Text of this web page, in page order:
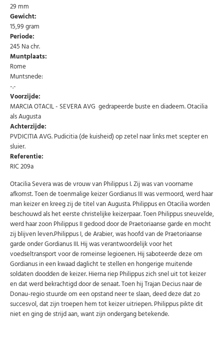
29 mm
Gewicht:
15,99 gram
Periode:
245 Na chr.
Muntplaats:
Rome
Muntsnede:
-.-
Voorzijde:
MARCIA OTACIL - SEVERA AVG gedrapeerde buste en diadeem. Otacilia
als Augusta
Achterzijde:
PVDICITIA AVG. Pudicitia (de kuisheid) op zetel naar links met scepter en
sluier.
Referentie:
RIC 209a
Otacilia Severa was de vrouw van Philippus I. Zij was van voorname
afkomst. Toen de toenmalige keizer Gordianus III was vermoord, werd haar
man keizer en kreeg zij de titel van Augusta. Philippus en Otacilia worden
beschouwd als het eerste christelijke keizerpaar. Toen Philippus sneuvelde,
werd haar zoon Philippus II gedood door de Praetoriaanse garde en mocht
zij blijven leven.Philippus I, de Arabier, was hoofd van de Praetoriaanse
garde onder Gordianus III. Hij was verantwoordelijk voor het
voedseltransport voor de romeinse legioenen. Hij saboteerde deze om
Gordianus in een kwaad daglicht te stellen en hongerige muitende
soldaten doodden de keizer. Hierna riep Philippus zich snel uit tot keizer
en dat werd bekrachtigd door de senaat. Toen hij Trajan Decius naar de
Donau-regio stuurde om een opstand neer te slaan, deed deze dat zo
succesvol, dat zijn troepen hem tot keizer uitriepen. Philippus pikte dit
niet en ging de strijd aan, want zijn ondergang betekende.